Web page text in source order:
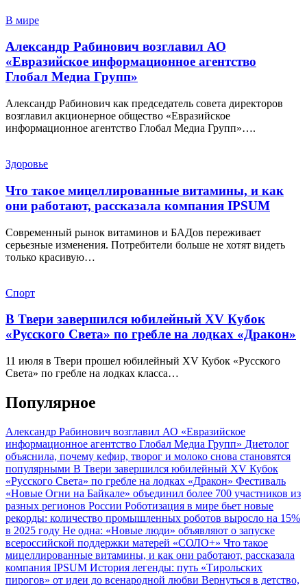
В мире
Александр Рабинович возглавил АО
«Евразийское информационное агентство
Глобал Медиа Групп»
Александр Рабинович как председатель совета директоров
возглавил акционерное общество «Евразийское
информационное агентство Глобал Медиа Групп»….
Здоровье
Что такое мицеллированные витамины, и как
они работают, рассказала компания IPSUM
Современный рынок витаминов и БАДов переживает
серьезные изменения. Потребители больше не хотят видеть
только красивую…
Спорт
В Твери завершился юбилейный XV Кубок
«Русского Света» по гребле на лодках «Дракон»
11 июля в Твери прошел юбилейный XV Кубок «Русского
Света» по гребле на лодках класса…
Популярное
Александр Рабинович возглавил АО «Евразийское
информационное агентство Глобал Медиа Групп» Диетолог
объяснила, почему кефир, творог и молоко снова становятся
популярными В Твери завершился юбилейный XV Кубок
«Русского Света» по гребле на лодках «Дракон» Фестиваль
«Новые Огни на Байкале» объединил более 700 участников из
разных регионов России Роботизация в мире бьет новые
рекорды: количество промышленных роботов выросло на 15%
в 2025 году Не одна: «Новые люди» объявляют о запуске
всероссийской поддержки матерей «СОЛО+» Что такое
мицеллированные витамины, и как они работают, рассказала
компания IPSUM История легенды: путь «Тирольских
пирогов» от идеи до всенародной любви Вернуться в детство,